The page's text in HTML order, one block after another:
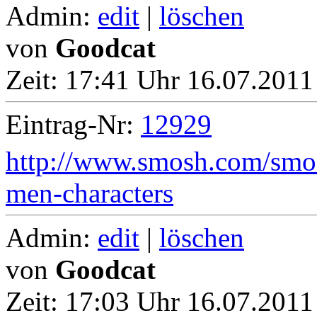
Admin: edit | löschen
von Goodcat
Zeit: 17:41 Uhr
Eintrag-Nr: 12929
http://www.smosh.com/
men-characters
Admin: edit | löschen
von Goodcat
Zeit: 17:03 Uhr